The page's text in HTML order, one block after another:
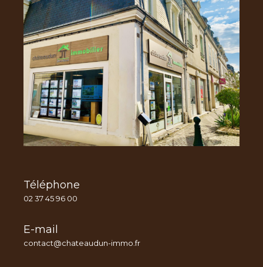
Téléphone
02 37 45 96 00
E-mail
contact@chateaudun-immo.fr